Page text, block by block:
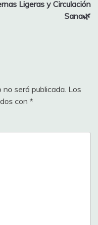
Ligeras y Circulación
Sana🌿
será publicada. Los
con *